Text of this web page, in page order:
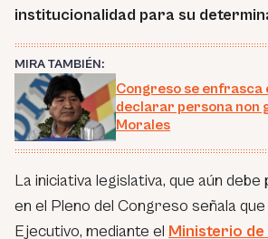
institucionalidad para su
MIRA TAMBIÉN:
Congreso se enfrasca
declarar persona non
Morales
La iniciativa legislativa, que aún
en el Pleno del Congreso señala
Ejecutivo, mediante el Ministerio de